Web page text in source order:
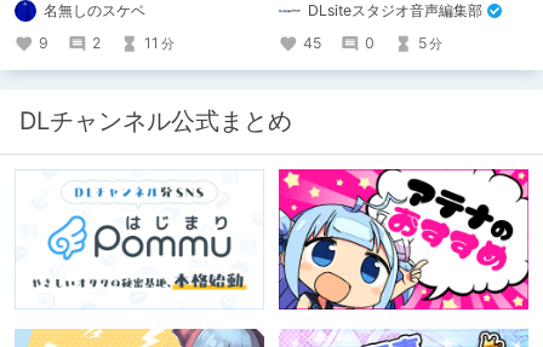
名無しのスケベ
9
2 11 分
舞台裏を大公開！ スマートな専門
職……と思いきや、実態は「音の変態
（褒め言葉）」が集まるチーム！？
成人男性スタッフがダミヘに抱きつ
る超大真面目な理由とは？ クオリテ
ィ向上のための、ちょっとシュールな
DLsiteスタジオ音声編集部
45
0 5分
DLチャンネル公式まとめ